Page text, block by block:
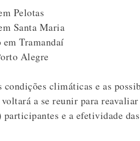
Pelotas
Santa Maria
Tramandaí
Alegre
climáticas e as
a se reunir para
e a efetividade